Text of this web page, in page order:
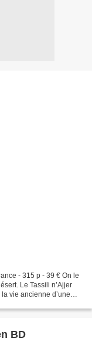
- 315 p - 39 € On le
Le Tassili n’Ajjer
vie ancienne d’une
BD